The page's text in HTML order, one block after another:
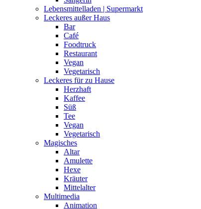
Lebensmittelladen | Supermarkt
Leckeres außer Haus
Bar
Café
Foodtruck
Restaurant
Vegan
Vegetarisch
Leckeres für zu Hause
Herzhaft
Kaffee
Süß
Tee
Vegan
Vegetarisch
Magisches
Altar
Amulette
Hexe
Kräuter
Mittelalter
Multimedia
Animation